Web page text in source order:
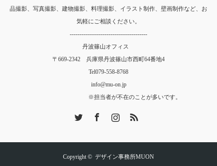
品撮影、写真撮影、建物撮影、料理撮影、イラスト制作、壁画制作など、お
気軽にご相談ください。
----------------------------------------
丹波篠山オフィス
〒669-2342 兵庫県丹波篠山市西町64番地4
Tel079-558-8768
info@mu-on.jp
※担当者が不在のことが多いです。
Copyright © デザイン事務所MUON